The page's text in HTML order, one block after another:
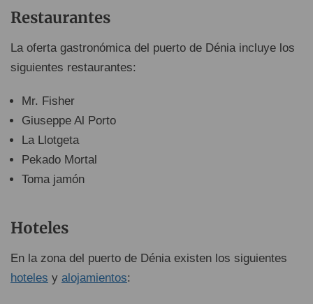
Restaurantes
La oferta gastronómica del puerto de Dénia incluye los
siguientes restaurantes:
Mr. Fisher
Giuseppe Al Porto
La Llotgeta
Pekado Mortal
Toma jamón
Hoteles
En la zona del puerto de Dénia existen los siguientes
hoteles y alojamientos: